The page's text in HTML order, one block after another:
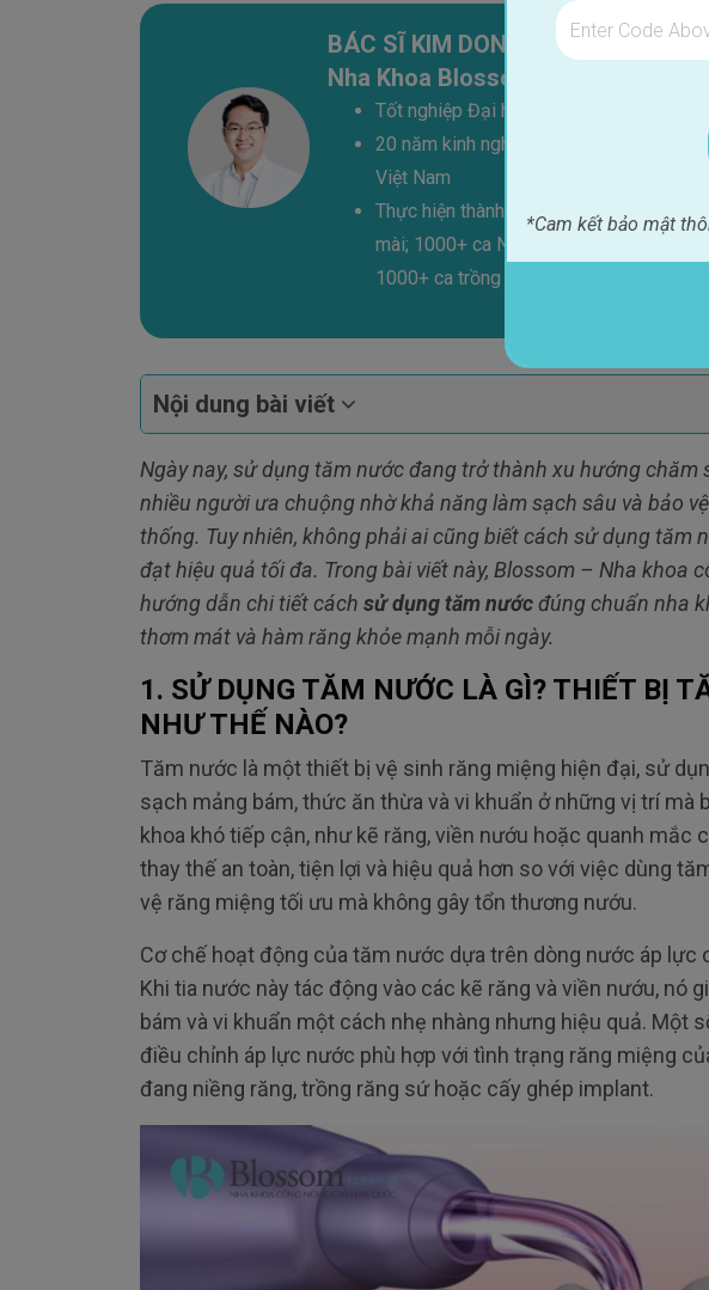
BÁC SĨ KIM DONG HYUN - Viện
Nha Khoa Blossom
Tốt nghiệp Đại học New York Hoa Kì.
20 năm kinh nghiệm lâm sàng tại Hàn
Việt Nam
Thực hiện thành công: 3000+ ca dán sứ
mài; 1000+ ca Niềng;
1000+ ca trồng răng Implant
Nội dung bài viết 
Ngày nay, sử dụng tăm nướcđang trở thành xu hướng chăm
nhiều người ưa chuộng nhờ khả năng làm sạch sâu và bảo
thống. Tuy nhiên, không phải ai cũng biết cách sử dụng tăm
đạt hiệu quả tốiđa. Trong bài viết này, Blossom – Nha khoa c
hướng dẫn chi tiết cách sử dụng tăm nướcđúng chuẩn nha
thơm mát và hàm răng khỏe mạnh mỗi ngày.
1. SỬ DỤNG TĂM NƯỚC LÀ GÌ? THIẾT BỊ T
NHƯ THẾ NÀO?
Tăm nước là một thiết bị vệ sinh răng miệng hiện đại, sử
sạch mảng bám, thức ăn thừa và vi khuẩn ở những vị trí mà
khoa khó tiếp cận, như kẽ răng, viền nướu hoặc quanh mắc c
thay thế an toàn, tiện lợi và hiệu quả hơn so với việc dùng t
vệ răng miệng tối ưu mà không gây tổn thương nướu.
Cơ chế hoạt động của tăm nước dựa trên dòng nước áp lực
Khi tia nước này tác động vào các kẽ răng và viền nướu, nó
bám và vi khuẩn một cách nhẹ nhàng nhưng hiệu quả. Một
điều chỉnh áp lực nước phù hợp với tình trạng răng miệng
đang niềng răng, trồng răng sứ hoặc cấy ghép implant.
*Cam kết bảo mật